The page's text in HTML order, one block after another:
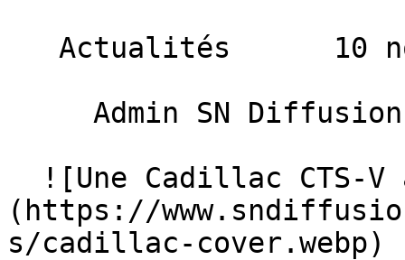
(https://
s/cadillac-cover.webp)